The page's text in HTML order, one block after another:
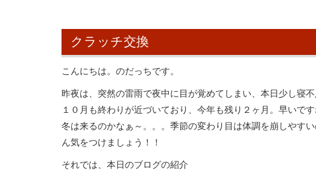
クラッチ交換
こんにちは。のだっちです。
昨夜は、突然の雷雨で夜中に目が覚めてしまい、本日少し寝
１０月も終わりが近づいており、今年も残り２ヶ月。早いで
冬は来るのかなぁ～。。。季節の変わり目は体調を崩しやす
ん気をつけましょう！！
それでは、本日のブログの紹介